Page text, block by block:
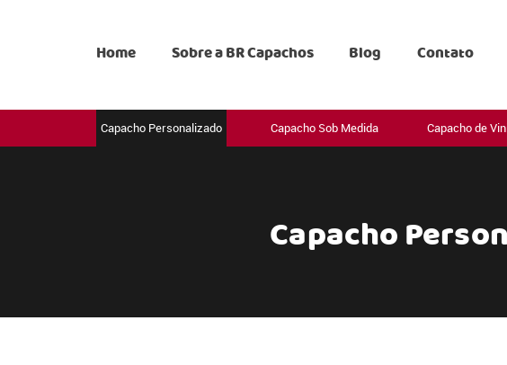
Home Sobre a BR Capachos Blog Contato
Capacho Personalizado Capacho Sob Medida Capacho de
Capacho